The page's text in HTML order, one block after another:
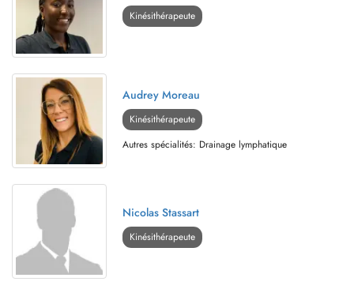
Kinésithérapeute
Audrey Moreau
Kinésithérapeute
Autres spécialités: Drainage lymphatique
Nicolas Stassart
Kinésithérapeute